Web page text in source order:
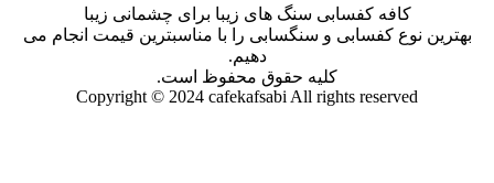
کافه کفسابی سنگ های زیبا برای چشمانی زیبا
بهترین نوع کفسابی و سنگسابی را با مناسبترین قیمت انجام می
دهیم.
کلیه حقوق محفوظ است.
Copyright © 2024 cafekafsabi All rights reserved